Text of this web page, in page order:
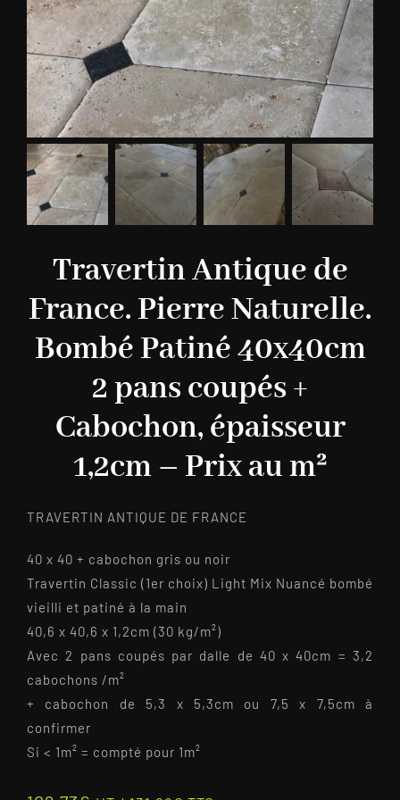
Travertin Antique de
France. Pierre Naturelle.
Bombé Patiné 40x40cm
2 pans coupés +
Cabochon, épaisseur
1,2cm – Prix au m²
TRAVERTIN ANTIQUE DE FRANCE
40 x 40 + cabochon gris ou noir
Travertin Classic (1er choix) Light Mix Nuancé bombé
vieilli et patiné à la main
40,6 x 40,6 x 1,2cm (30 kg/m²)
Avec 2 pans coupés par dalle de 40 x 40cm = 3,2
cabochons /m²
+ cabochon de 5,3 x 5,3cm ou 7,5 x 7,5cm à
confirmer
Si < 1m² = compté pour 1m²